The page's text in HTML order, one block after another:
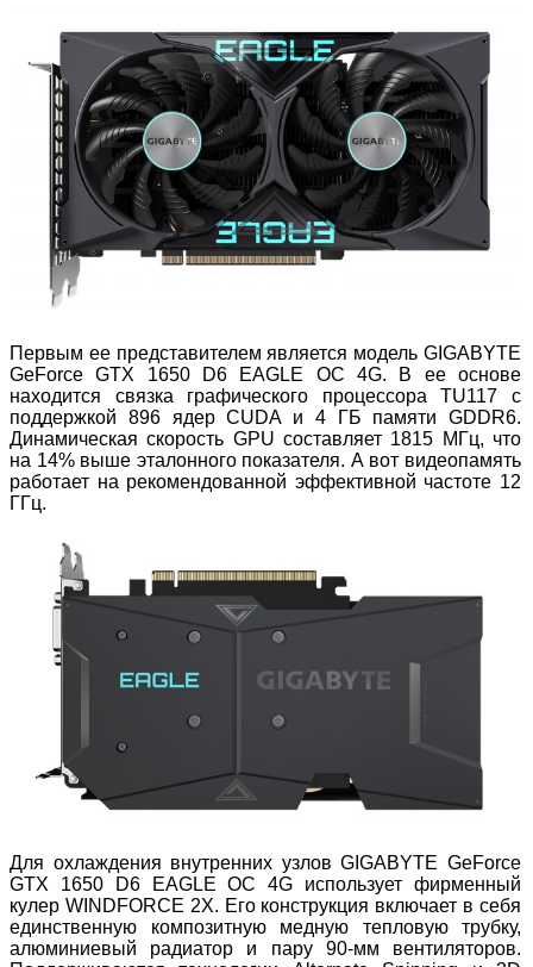
Первым ее представителем является модель GIGABYTE
GeForce GTX 1650 D6 EAGLE OC 4G. В ее основе
находится связка графического процессора TU117 с
поддержкой 896 ядер CUDA и 4 ГБ памяти GDDR6.
Динамическая скорость GPU составляет 1815 МГц, что
на 14% выше эталонного показателя. А вот видеопамять
работает на рекомендованной эффективной частоте 12
ГГц.
Для охлаждения внутренних узлов GIGABYTE GeForce
GTX 1650 D6 EAGLE OC 4G использует фирменный
кулер WINDFORCE 2X. Его конструкция включает в себя
единственную композитную медную тепловую трубку,
алюминиевый радиатор и пару 90-мм вентиляторов.